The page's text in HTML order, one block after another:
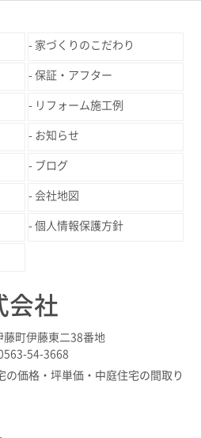
家づくりのこだわり
保証・アフター
リフォーム施工例
お知らせ
ブログ
会社地図
個人情報保護方針
会社
町伊藤東二38番地
54-3668
の価格・坪単価・中庭住宅の間取り